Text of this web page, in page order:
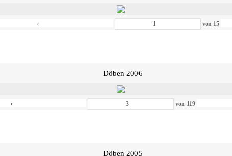
‹ von 15
Döben 2006
‹ von 119
Döben 2005